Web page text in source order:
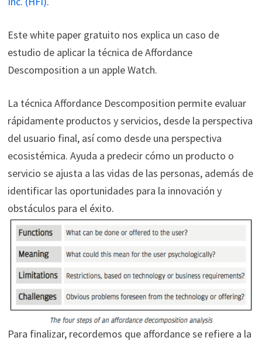
Este white paper gratuito nos explica un caso de
estudio de aplicar la técnica de Affordance
Descomposition a un apple Watch.
La técnica Affordance Descomposition permite evaluar
rápidamente productos y servicios, desde la perspectiva
del usuario final, así como desde una perspectiva
ecosistémica. Ayuda a predecir cómo un producto o
servicio se ajusta a las vidas de las personas, además de
identificar las oportunidades para la innovación y
obstáculos para el éxito.
Para finalizar, recordemos que affordance se refiere a la